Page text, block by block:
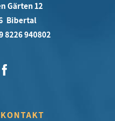
Gärten 12
Bibertal
8226 940802